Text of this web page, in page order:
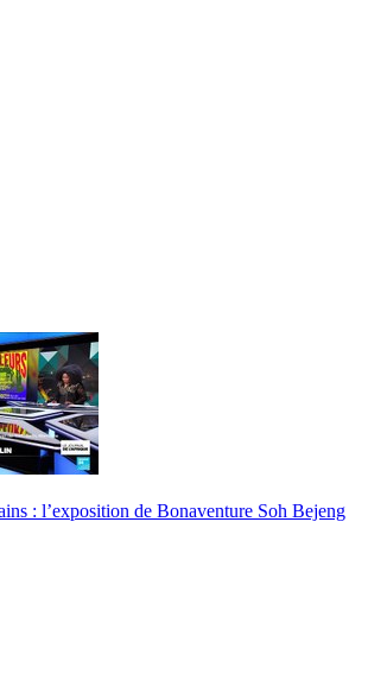
: l’exposition de Bonaventure Soh Bejeng